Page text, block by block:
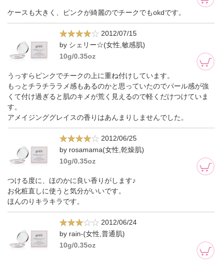
ケースも大きく、ピンクが綺麗のでチークでもokdです。
2012/07/15
by シェリー☆(女性,敏感肌)
10g/0.35oz
うっすらピンクでチークの上に重ね付けしています。
もっとチラチララメ感もあるのかと思っていたのでパール感が強
くて付け過ぎると肌のキメが荒く見えるので軽くだけつけていま
す。
アメイジンググレイスの香りはあんまりしませんでした。
2012/06/25
by rosamama(女性,乾燥肌)
10g/0.35oz
つける度に、ほのかに良い香りがします♪
お化粧直しに使うと気分がいいです。
ほんのりキラキラです。
2012/06/24
by rain-(女性,普通肌)
10g/0.35oz